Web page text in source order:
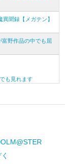
聞録【メガテン】
富野作品の中でも屈
も見れます